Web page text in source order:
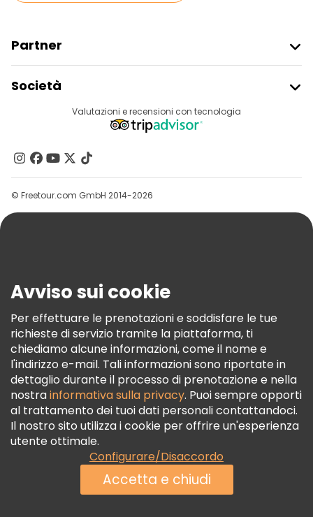
Partner
Accesso Del Fornitore
Programma Di Affiliazione
Società
Destinazioni
Contattaci
Gruppi
Aiuto
Termini E Condizioni
Informativa Sui Cookie
Freetour Premi
Programma Di Fidelizzazione
Valutazioni e recensioni con tecnologia
© Freetour.com GmbH 2014-2026
Avviso sui cookie
Per effettuare le prenotazioni e soddisfare le tue
richieste di servizio tramite la piattaforma, ti
chiediamo alcune informazioni, come il nome e
l'indirizzo e-mail. Tali informazioni sono riportate in
dettaglio durante il processo di prenotazione e nella
nostrainformativa sulla privacy. Puoi sempre opporti
al trattamento dei tuoi dati personali contattandoci.
Il nostro sito utilizza i cookie per offrire un'esperienza
utente ottimale.
Configurare/Disaccordo
Accetta e chiudi